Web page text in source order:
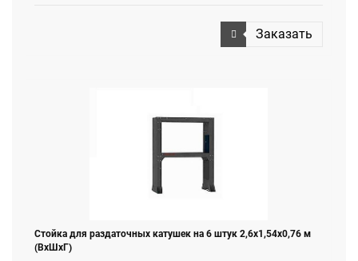
Заказать
Стойка для раздаточных катушек на 6 штук 2,6х1,54х0,76 м
(ВхШхГ)